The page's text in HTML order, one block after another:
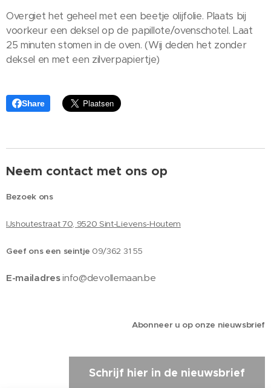
Overgiet het geheel met een beetje olijfolie. Plaats bij
voorkeur een deksel op de papillote/ovenschotel. Laat
25 minuten stomen in de oven. (Wij deden het zonder
deksel en met een zilverpapiertje)
Share
Neem contact met ons op
Bezoek ons
IJshoutestraat 70, 9520 Sint-Lievens-Houtem
Geef ons een seintje 09/362 31 55
E-mailadresinfo@devollemaan.be
Abonneer u op onze nieuwsbrief
Schrijf hier in de nieuwsbrief